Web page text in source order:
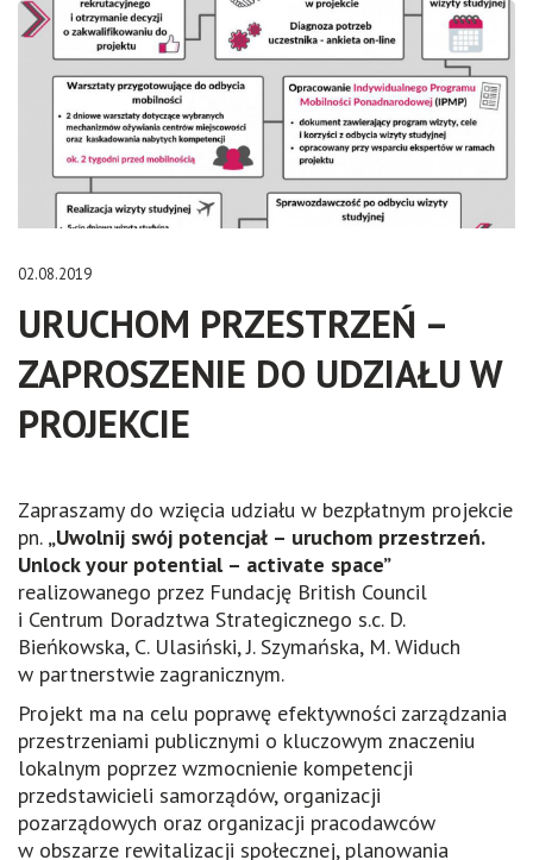
02.08.2019
URUCHOM PRZESTRZEŃ –
ZAPROSZENIE DO UDZIAŁU W
PROJEKCIE
Zapraszamy do wzięcia udziału w bezpłatnym projekcie
pn. „Uwolnij swój potencjał – uruchom przestrzeń.
Unlock your potential – activate space”
realizowanego przez Fundację British Council
i Centrum Doradztwa Strategicznego s.c. D.
Bieńkowska, C. Ulasiński, J. Szymańska, M. Widuch
w partnerstwie zagranicznym.
Projekt ma na celu poprawę efektywności zarządzania
przestrzeniami publicznymi o kluczowym znaczeniu
lokalnym poprzez wzmocnienie kompetencji
przedstawicieli samorządów, organizacji
pozarządowych oraz organizacji pracodawców
w obszarze rewitalizacji społecznej, planowania